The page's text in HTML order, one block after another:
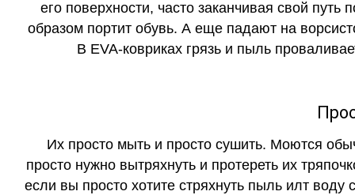
его поверхности, часто заканчивая свой
образом портит обувь. А еще падают на
В EVA-ковриках грязь и пыль
Их просто мыть и просто сушить. Моются
просто нужно вытряхнуть и протереть их
если вы просто хотите стряхнуть пыль илт воду